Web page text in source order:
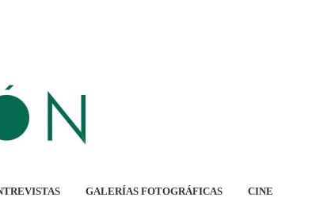
GALERÍAS FOTOGRÁFICAS CINE